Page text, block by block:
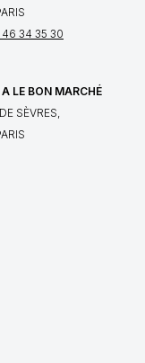
46 34 35 30
LE BON MARCHÉ
SÈVRES,